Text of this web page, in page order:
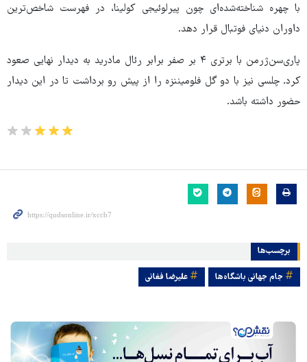
با چهره شناخته‌شده‌ای چون پیرلوئیجی کولینا، در فهرست شاخص‌ترین
داوران دنیای فوتبال قرار دهد.
پاری‌سن‌ژرمن با برتری ۴ بر صفر برابر رئال‌ مادرید به دیدار نهایی صعود
کرد. چلسی نیز با دو گل فلومیننزه را از پیش رو برداشت تا در این دیدار
حضور داشته باشد.
برچسب‌ها
جام جهانی باشگاه‌ها علیرضا فغانی